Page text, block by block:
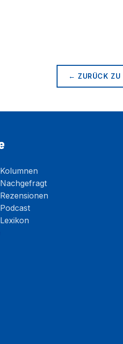
← ZURÜCK ZU
Kolumnen
Nachgefragt
Rezensionen
Podcast
Lexikon